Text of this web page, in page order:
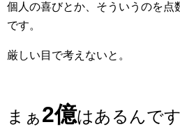
個人の喜びとか、そういうのを点
です。
厳しい目で考えないと。
まぁ2億はあるんで